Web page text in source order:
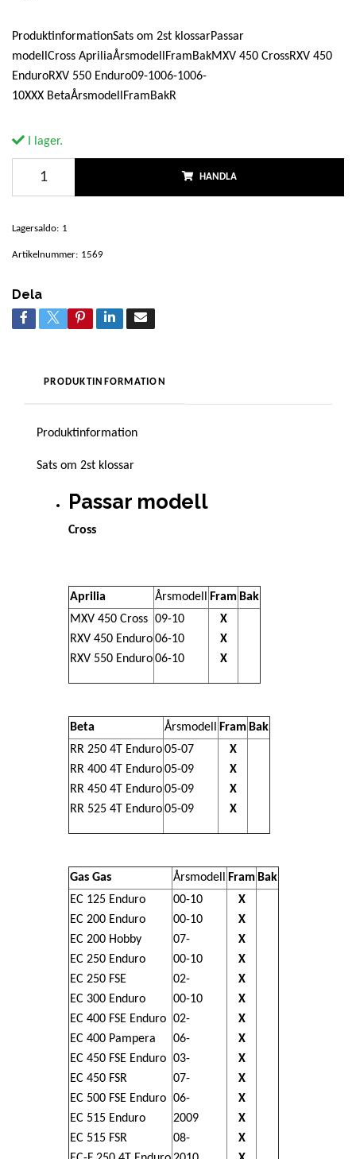
ProduktinformationSats om 2st klossarPassar
modellCross ApriliaÅrsmodellFramBakMXV 450 CrossRXV 450
EnduroRXV 550 Enduro09-1006-1006-
10XXX BetaÅrsmodellFramBakR
I lager.
HANDLA
Lagersaldo: 1
Artikelnummer: 1569
Dela
PRODUKTINFORMATION
Produktinformation
Sats om 2st klossar
Passar modell
Cross
Aprilia Årsmodell Fram Bak
MXV 450 Cross
RXV 450 Enduro
RXV 550 Enduro
09-10
06-10
06-10
X
X
X
Beta Årsmodell Fram Bak
RR 250 4T Enduro
RR 400 4T Enduro
RR 450 4T Enduro
RR 525 4T Enduro
05-07
05-09
05-09
05-09
X
X
X
X
Gas Gas Årsmodell Fram Bak
EC 125 Enduro
EC 200 Enduro
EC 200 Hobby
EC 250 Enduro
EC 250 FSE
EC 300 Enduro
EC 400 FSE Enduro
EC 400 Pampera
EC 450 FSE Enduro
EC 450 FSR
EC 500 FSE Enduro
EC 515 Enduro
EC 515 FSR
00-10
00-10
07-
00-10
02-
00-10
02-
06-
03-
07-
06-
2009
08-
X
X
X
X
X
X
X
X
X
X
X
X
X